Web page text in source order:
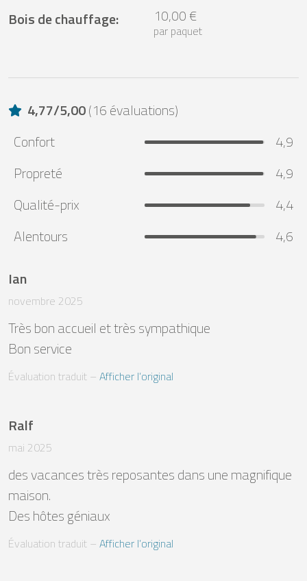
Bois de chauffage: 10,00 €
par paquet
4,77/5,00(16 évaluations)
Confort
4,9
Propreté
4,9
Qualité-prix
4,4
Alentours
4,6
Ian
novembre 2025
Très bon accueil et très sympathique
Bon service
Évaluation traduit – Afficher l’original
Ralf
mai 2025
des vacances très reposantes dans une magnifique
maison.
Des hôtes géniaux
Évaluation traduit – Afficher l’original